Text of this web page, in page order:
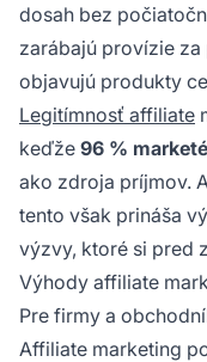
dosah bez
zarábajú provízie
objavujú produkty
Legitímnosť affiliate
keďže 96 %
ako zdroja príjmov.
tento však prináša
výzvy, ktoré si pred
Výhody affiliate
Pre firmy a
Affiliate marketing